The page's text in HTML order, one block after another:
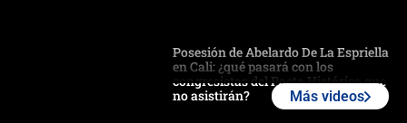
Posesión de Abelardo De La Espriella
en Cali: ¿qué pasará con los
congresistas del Pacto Histórico que
no asistirán?
Más videos